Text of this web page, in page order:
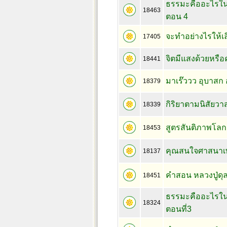
18463
ธรรมะคืออะไร
ตอน 4
17405 จะทำอย่างไรให้
18441 จิตมีแสงด้วยหรือ
18379 มาเร๊ววว อุบาส
18339 กิริยาตามนิสัยวา
18453 สูตรสันติภาพโล
18137 คุณสนใจศาสนาเ
18451 คำสอน หลวงปู่ดุ
18324
ธรรมะคืออะไร
ตอนที่3